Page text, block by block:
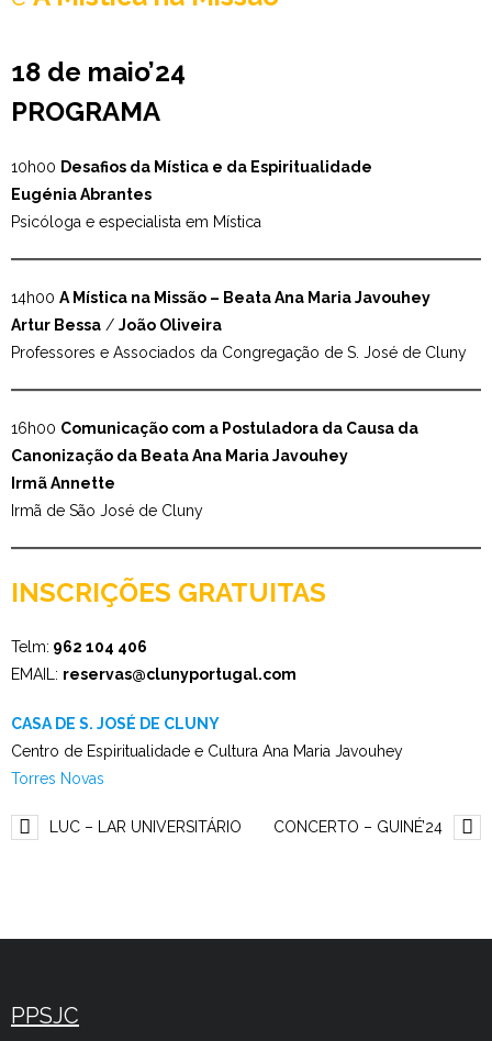
18 de maio’24
PROGRAMA
10h00 Desafios da Mística e da Espiritualidade
Eugénia Abrantes
Psicóloga e especialista em Mística
14h00 A Mística na Missão – Beata Ana Maria Javouhey
Artur Bessa / João Oliveira
Professores e Associados da Congregação de S. José de Cluny
16h00 Comunicação com a Postuladora da Causa da
Canonização da Beata Ana Maria Javouhey
Irmã Annette
Irmã de São José de Cluny
INSCRIÇÕES GRATUITAS
Telm: 962 104 406
EMAIL: reservas@clunyportugal.com
CASA DE S. JOSÉ DE CLUNY
Centro de Espiritualidade e Cultura Ana Maria Javouhey
Torres Novas
LUC – LAR UNIVERSITÁRIO CONCERTO – GUINÉ’24
PPSJC